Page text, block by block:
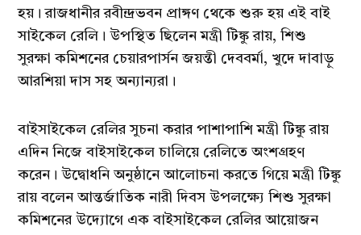
হয়। রাজধানীর রবীন্দ্রভবন প্রাঙ্গণ থেকে শুরু হয় এই বাই
সাইকেল রেলি। উপস্থিত ছিলেন মন্ত্রী টিঙ্কু রায়, শিশু
সুরক্ষা কমিশনের চেয়ারপার্সন জয়ন্তী দেববর্মা, খুদে দাবাড়ু
আরশিয়া দাস সহ অন্যান্যরা।
বাইসাইকেল রেলির সুচনা করার পাশাপাশি মন্ত্রী টিঙ্কু রায়
এদিন নিজে বাইসাইকেল চালিয়ে রেলিতে অংশগ্রহণ
করেন। উদ্বোধনি অনুষ্ঠানে আলোচনা করতে গিয়ে মন্ত্রী টিঙ্কু
রায় বলেন আন্তর্জাতিক নারী দিবস উপলক্ষ্যে শিশু সুরক্ষা
কমিশনের উদ্যোগে এক বাইসাইকেল রেলির আয়োজন